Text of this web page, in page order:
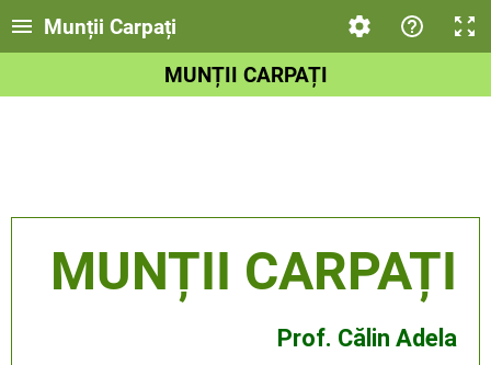
Munții Carpați
MUNȚII CARPAȚI
MUNȚII CARPAȚI
Prof. Călin Adela